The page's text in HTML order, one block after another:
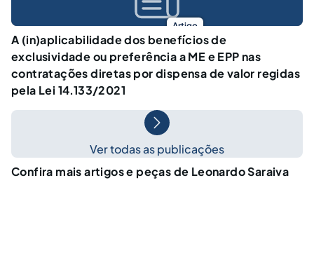
Artigo
A (in)aplicabilidade dos benefícios de
exclusividade ou preferência a ME e EPP nas
contratações diretas por dispensa de valor regidas
pela Lei 14.133/2021
Ver todas as publicações
Confira mais artigos e peças de Leonardo Saraiva